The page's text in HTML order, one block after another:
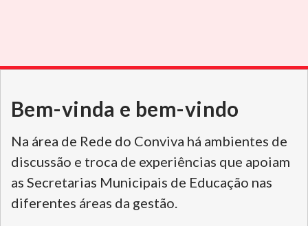
Bem-vinda e bem-vindo
Na área de Rede do Conviva há ambientes de
discussão e troca de experiências que apoiam
as Secretarias Municipais de Educação nas
diferentes áreas da gestão.